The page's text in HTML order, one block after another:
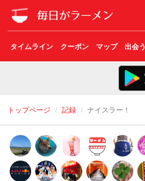
タイムライン クーポン マップ 出会う
トップページ 記録 ナイスラー！